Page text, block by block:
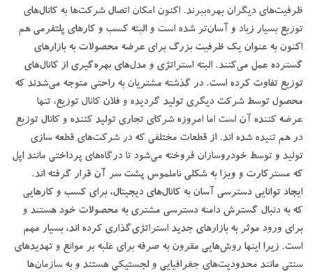
ظرفیت‌های دیگران بهره‌ببرند. اکنون امکان اتصال شرکت‌ها به کانال‌های
توزیع بسیار زیاد و آسان‌تر شده است و البته کسب و کارهای پلتفرمی‌ هم
اکنون به عنوان یک ظرفیت بزرگ برای عرضه محصولات به بازارهای
گسترده عمل می‌کنند. البته استراتژی و مدل‌های بهره‌گیری از کانال‌های
توزیع تفاوت کرده است. در گذشته مشتریان به راحتی متوجه می‌شدند که
محصول توسط شرکت دیگری تولید گردیده و فلان کانال توزیع، تنها
عرضه کننده آن است اما امروزه شرکای تجاری تولید کننده و کانال توزیع
در هم تنیده شده اند. از قطعات مختلفی که در شرکت‌های قطعه سازی
تولید و توسط خودروسازان فروخته می‌شود تا درگاه‌های پرداختی مانند اپل
که مسترکارت و ویزا به شکلی ناملموس پشت سر آن قرار گرفته اند.
ایجاد توانایی دسترسی آسان به کانال‌های دیجیتال، برای کسب و کارهایی
که به دنبال گسترش دامنه دسترسی مشتری به محصولات خود هستند و
برای ورود موثر به بازارهای جدید استراتژی‌گذاری کرده اند، بسیار مهم
است. زیرا اینها روش‌هایی مقرون به صرفه برای غلبه بر موانع و تهدیدهای
سنتی مانند محدودیت‌های جغرافیایی و لجستیکی هستند و به سازمان‌ها